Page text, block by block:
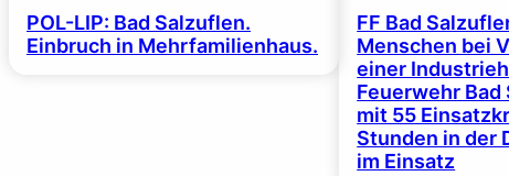
POL-LIP: Bad Salzuflen.
Einbruch in Mehrfamilienhaus.
FF Bad
Menschen bei
einer
Feuerwehr
mit 55
Stunden in der
im Einsatz